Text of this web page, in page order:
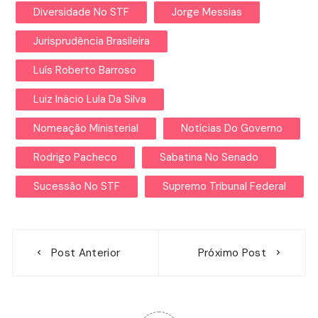
Diversidade No STF Jorge Messias
Jurisprudência Brasileira
Luís Roberto Barroso
Luiz Inácio Lula Da Silva
Nomeação Ministerial Notícias Do Governo
Rodrigo Pacheco Sabatina No Senado
Sucessão No STF Supremo Tribunal Federal
Post Anterior Próximo Post